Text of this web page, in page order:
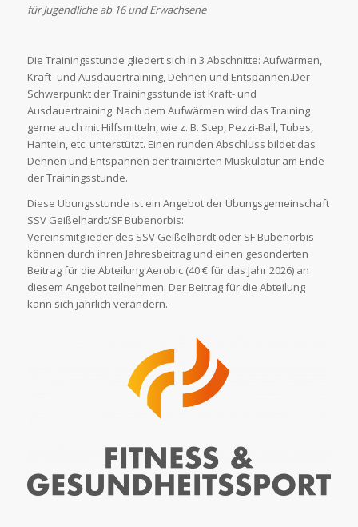
für Jugendliche ab 16 und Erwachsene
Die Trainingsstunde gliedert sich in 3 Abschnitte: Aufwärmen,
Kraft- und Ausdauertraining, Dehnen und Entspannen.Der
Schwerpunkt der Trainingsstunde ist Kraft- und
Ausdauertraining. Nach dem Aufwärmen wird das Training
gerne auch mit Hilfsmitteln, wie z. B. Step, Pezzi-Ball, Tubes,
Hanteln, etc. unterstützt. Einen runden Abschluss bildet das
Dehnen und Entspannen der trainierten Muskulatur am Ende
der Trainingsstunde.
Diese Übungsstunde ist ein Angebot der Übungsgemeinschaft
SSV Geißelhardt/SF Bubenorbis:
Vereinsmitglieder des SSV Geißelhardt oder SF Bubenorbis
können durch ihren Jahresbeitrag und einen gesonderten
Beitrag für die Abteilung Aerobic (40 € für das Jahr 2026) an
diesem Angebot teilnehmen. Der Beitrag für die Abteilung
kann sich jährlich verändern.